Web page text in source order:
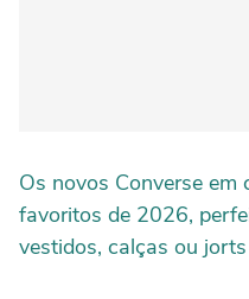
Os novos Converse
favoritos de 2026,
vestidos, calças ou jorts